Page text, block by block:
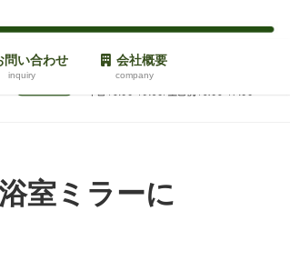
問い合わせ
inquiry
会社概要
company
室ミラーに